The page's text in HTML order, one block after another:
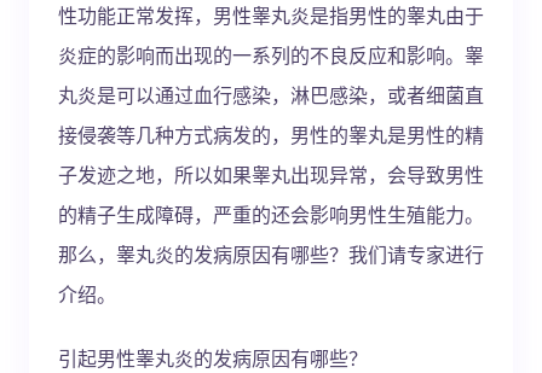
性功能正常发挥，男性睾丸炎是指男性的睾丸由于
炎症的影响而出现的一系列的不良反应和影响。睾
丸炎是可以通过血行感染，淋巴感染，或者细菌直
接侵袭等几种方式病发的，男性的睾丸是男性的精
子发迹之地，所以如果睾丸出现异常，会导致男性
的精子生成障碍，严重的还会影响男性生殖能力。
那么，睾丸炎的发病原因有哪些？我们请专家进行
介绍。
引起男性睾丸炎的发病原因有哪些？